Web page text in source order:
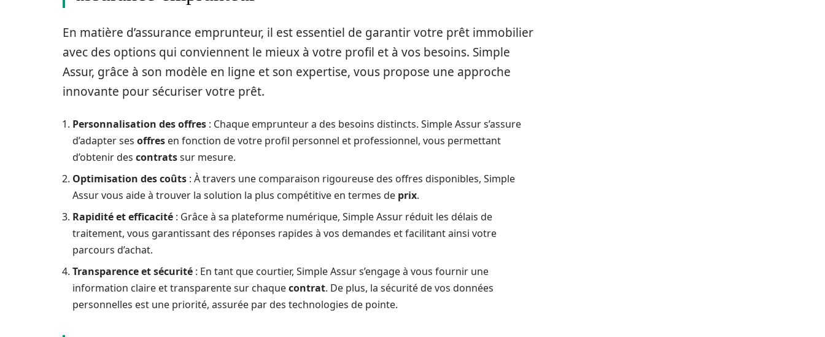
En matière d’assurance emprunteur, il est essentiel de garantir votre prêt immobilier
avec des options qui conviennent le mieux à votre profil et à vos besoins. Simple
Assur, grâce à son modèle en ligne et son expertise, vous propose une approche
innovante pour sécuriser votre prêt.
Personnalisation des offres : Chaque emprunteur a des besoins distincts. Simple Assur s’assure
d’adapter ses offres en fonction de votre profil personnel et professionnel, vous permettant
d’obtenir des contratssur mesure.
Optimisation des coûts : À travers une comparaison rigoureuse des offres disponibles, Simple
Assur vous aide à trouver la solution la plus compétitive en termes de prix.
Rapidité et efficacité : Grâce à sa plateforme numérique, Simple Assur réduit les délais de
traitement, vous garantissant des réponses rapides à vos demandes et facilitant ainsi votre
parcours d’achat.
Transparence et sécurité : En tant que courtier, Simple Assur s’engage à vous fournir une
information claire et transparente sur chaquecontrat. De plus, la sécurité de vos données
personnelles est une priorité, assurée par des technologies de pointe.